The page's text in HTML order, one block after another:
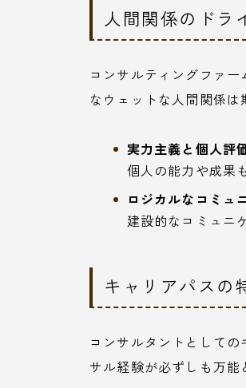
人間関係のドラ
コンサルティングファ
なウェットな人間関係は
実力主義と個人評
個人の能力や成果
ロジカルなコミュ
建設的なコミュニ
キャリアパスの
コンサルタントとして
サル経験が必ずしも万能